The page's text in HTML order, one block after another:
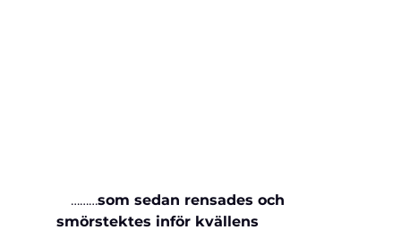
………som sedan rensades och
smörstektes inför kvällens